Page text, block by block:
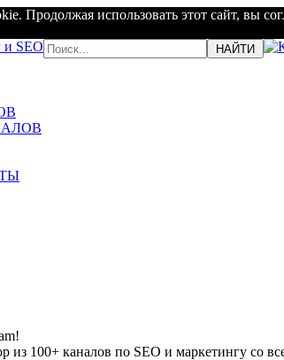
Продолжая использовать этот сайт, вы
из 100+ каналов по SEO и маркетингу со